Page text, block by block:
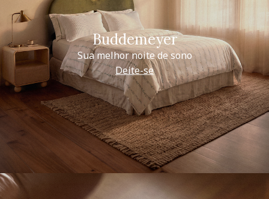
Buddemeyer
Sua melhor noite de sono
Deite-se